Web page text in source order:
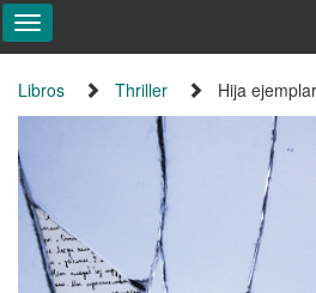
Libros Thriller Hija